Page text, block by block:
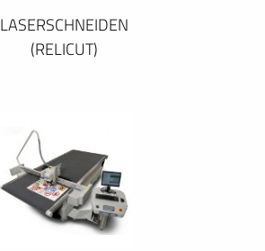
LASERSCHNEIDEN
(RELICUT)